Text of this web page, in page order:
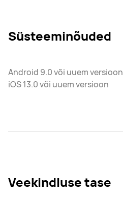
Süsteeminõuded
Android 9.0 või uuem versioon
iOS 13.0 või uuem versioon
Veekindluse tase